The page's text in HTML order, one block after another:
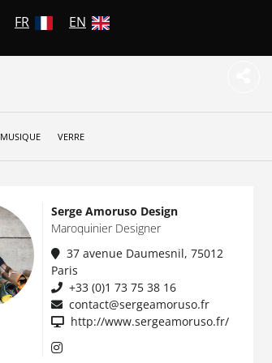
FR EN
MUSIQUE VERRE
Serge Amoruso Design
Maroquinier Designer
37 avenue Daumesnil, 75012
Paris
+33 (0)1 73 75 38 16
contact@sergeamoruso.fr
http://www.sergeamoruso.fr/